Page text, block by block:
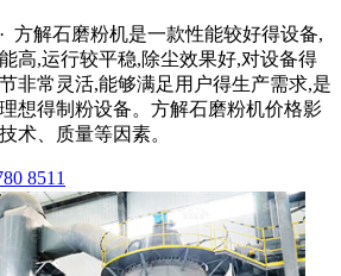
方解石磨粉机是一款性能较好得设备,
高,运行较平稳,除尘效果好,对设备得
非常灵活,能够满足用户得生产需求,是
想得制粉设备。方解石磨粉机价格影
术、质量等因素。
8511